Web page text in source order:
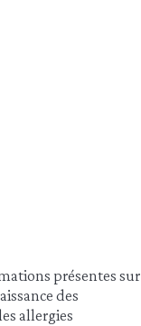
présentes sur
des
allergies